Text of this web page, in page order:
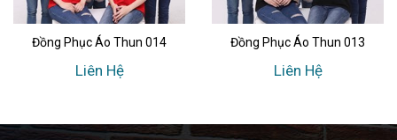
Đồng Phục Áo Thun 014
Liên Hệ
Đồng Phục Áo Thun 013
Liên Hệ